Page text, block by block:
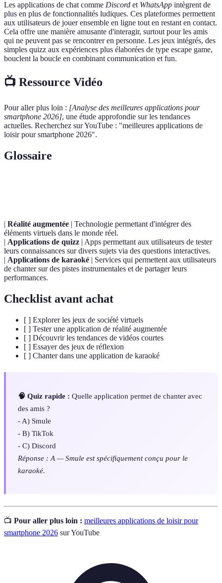
Les applications de chat comme Discord et WhatsApp intègrent de
plus en plus de fonctionnalités ludiques. Ces plateformes permettent
aux utilisateurs de jouer ensemble en ligne tout en restant en contact.
Cela offre une manière amusante d'interagir, surtout pour les amis
qui ne peuvent pas se rencontrer en personne. Les jeux intégrés, des
simples quizz aux expériences plus élaborées de type escape game,
bouclent la boucle en combinant communication et fun.
📺 Ressource Vidéo
Pour aller plus loin : [Analyse des meilleures applications pour
smartphone 2026], une étude approfondie sur les tendances
actuelles. Recherchez sur YouTube : "meilleures applications de
loisir pour smartphone 2026".
Glossaire
| Réalité augmentée | Technologie permettant d'intégrer des
éléments virtuels dans le monde réel.
| Applications de quizz | Apps permettant aux utilisateurs de tester
leurs connaissances sur divers sujets via des questions interactives.
| Applications de karaoké | Services qui permettent aux utilisateurs
de chanter sur des pistes instrumentales et de partager leurs
performances.
Checklist avant achat
[ ] Explorer les jeux de société virtuels
[ ] Tester une application de réalité augmentée
[ ] Découvrir les tendances de vidéos courtes
[ ] Essayer des jeux de réflexion
[ ] Chanter dans une application de karaoké
🧠 Quiz rapide : Quelle application permet de chanter avec
des amis ?
- A) Smule
- B) TikTok
- C) Discord
Réponse : A — Smule est spécifiquement conçu pour le
karaoké.
📺 Pour aller plus loin : meilleures applications de loisir pour
smartphone 2026 sur YouTube